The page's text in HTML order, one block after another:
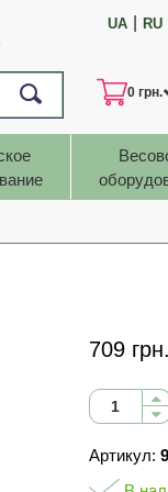
UA RU
0 грн.
709 грн.
Артикул: